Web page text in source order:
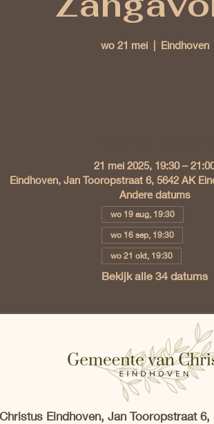
wo 21 mei
  |
Eindhoven
21 mei 2025, 19:30 –
Eindhoven, Jan Tooropstraat 6, 5642 AK
Andere datums
wo 19 aug, 19:30
wo 16 sep, 19:30
wo 21 okt, 19:30
Bekijk alle 34 datums
Eindhoven, Jan Tooropstraat